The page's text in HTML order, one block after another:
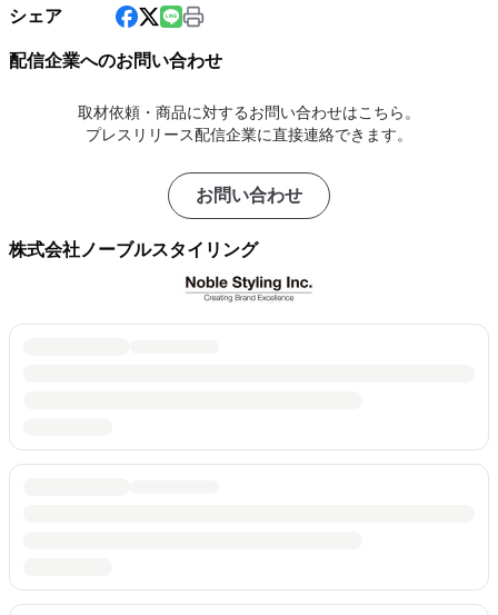
シェア
配信企業へのお問い合わせ
取材依頼・商品に対するお問い合わせはこちら。
プレスリリース配信企業に直接連絡できます。
お問い合わせ
株式会社ノーブルスタイリング